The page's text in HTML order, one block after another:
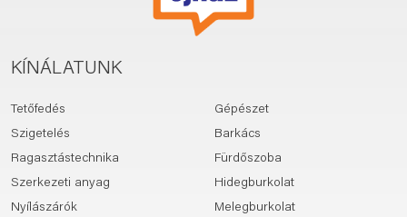
KÍNÁLATUNK
Tetőfedés
Szigetelés
Ragasztástechnika
Szerkezeti anyag
Nyílászárók
Gépészet
Barkács
Fürdőszoba
Hidegburkolat
Melegburkolat